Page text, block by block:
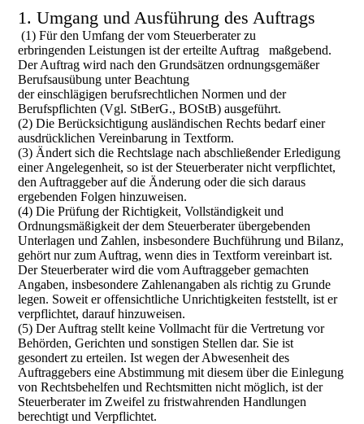
1. Umgang und Ausführung des Auftrags
(1) Für den Umfang der vom Steuerberater zu
erbringenden Leistungen ist der erteilte Auftrag maßgebend.
Der Auftrag wird nach den Grundsätzen ordnungsgemäßer
Berufsausübung unter Beachtung
der einschlägigen berufsrechtlichen Normen und der
Berufspflichten (Vgl. StBerG., BOStB) ausgeführt.
(2) Die Berücksichtigung ausländischen Rechts bedarf einer
ausdrücklichen Vereinbarung in Textform.
(3) Ändert sich die Rechtslage nach abschließender Erledigung
einer Angelegenheit, so ist der Steuerberater nicht verpflichtet,
den Auftraggeber auf die Änderung oder die sich daraus
ergebenden Folgen hinzuweisen.
(4) Die Prüfung der Richtigkeit, Vollständigkeit und
Ordnungsmäßigkeit der dem Steuerberater übergebenden
Unterlagen und Zahlen, insbesondere Buchführung und Bilanz,
gehört nur zum Auftrag, wenn dies in Textform vereinbart ist.
Der Steuerberater wird die vom Auftraggeber gemachten
Angaben, insbesondere Zahlenangaben als richtig zu Grunde
legen. Soweit er offensichtliche Unrichtigkeiten feststellt, ist er
verpflichtet, darauf hinzuweisen.
(5) Der Auftrag stellt keine Vollmacht für die Vertretung vor
Behörden, Gerichten und sonstigen Stellen dar. Sie ist
gesondert zu erteilen. Ist wegen der Abwesenheit des
Auftraggebers eine Abstimmung mit diesem über die Einlegung
von Rechtsbehelfen und Rechtsmitten nicht möglich, ist der
Steuerberater im Zweifel zu fristwahrenden Handlungen
berechtigt und Verpflichtet.